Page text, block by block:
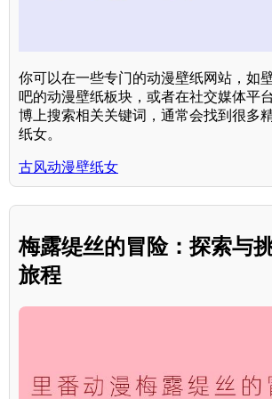
你可以在一些专门的动漫壁纸网站，如
吧的动漫壁纸板块，或者在社交媒体平
博上搜索相关关键词，通常会找到很多
纸女。
古风动漫壁纸女
梅露缇丝的冒险：探索与
旅程